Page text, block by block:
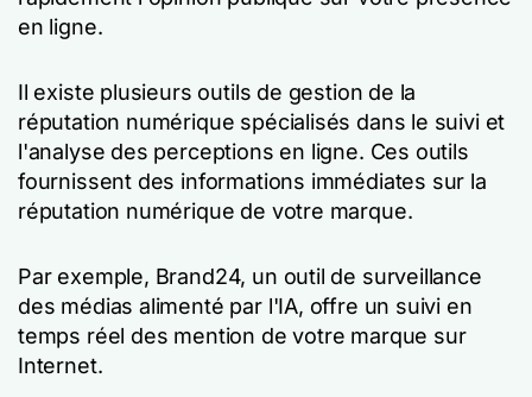
en ligne.
Il existe plusieurs outils de gestion de la
réputation numérique spécialisés dans le suivi et
l'analyse des perceptions en ligne. Ces outils
fournissent des informations immédiates sur la
réputation numérique de votre marque.
Par exemple, Brand24, un outil de surveillance
des médias alimenté par l'IA, offre un suivi en
temps réel des mention de votre marque sur
Internet.